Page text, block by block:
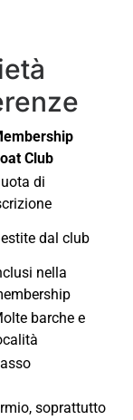
Club
di
dal club
nella
barche e
soprattutto